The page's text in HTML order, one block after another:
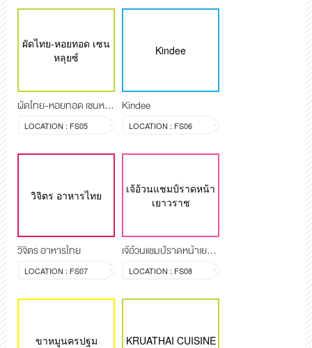
ผัดไทย-หอยทอด เซน
หลุยซ์
ผัดไทย-หอยทอด เซนหลุยซ์
LOCATION : FS05
Kindee
Kindee
LOCATION : FS06
วิจิตร อาหารไทย
วิจิตร อาหารไทย
LOCATION : FS07
เจ้อ้วนแชมป์ราดหน้า
เยาวราช
เจ้อ้วนแชมป์ราดหน้าเยาวราช
LOCATION : FS08
ขาหมูนครปฐม KRUATHAI CUISINE